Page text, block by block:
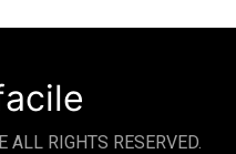
RIGHTS RESERVED.